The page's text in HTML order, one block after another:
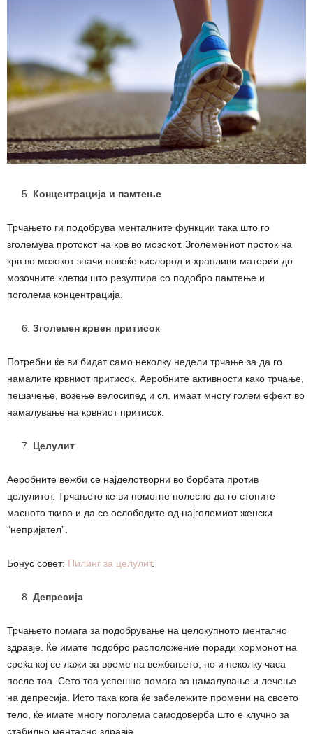
Концентрација и памтење
Трчањето ги подобрува менталните функции така што го
зголемува протокот на крв во мозокот. Зголемениот проток на
крв во мозокот значи повеќе кислород и хранливи материи до
мозочните клетки што резултира со подобро памтење и
поголема концентрација.
Зголемен крвен притисок
Потребни ќе ви бидат само неколку недели трчање за да го
намалите крвниот притисок. Аеробните активности како трчање,
пешачење, возење велосипед и сл. имаат многу голем ефект во
намалување на крвниот притисок.
Целулит
Аеробните вежби се најделотворни во борбата против
целулитот. Трчањето ќе ви помогне полесно да го стопите
масното ткиво и да се ослободите од најголемиот женски
“непријател”.
Бонус совет: Пилинг за целулит.
Депресија
Трчањето помага за подобрување на целокупното ментално
здравје. Ќе имате подобро расположение поради хормонот на
среќа кој се лажи за време на вежбањето, но и неколку часа
после тоа. Сето тоа успешно помага за намалување и лечење
на депресија. Исто така кога ќе забележите промени на своето
тело, ќе имате многу поголема самодоверба што е клучно за
стабилно ментално здравје.